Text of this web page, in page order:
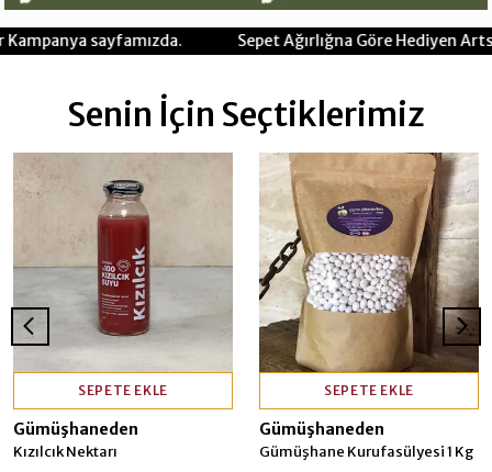
Sepet Ağırlığna Göre Hediyen Artsın !! Detaylar
Senin İçin Seçtiklerimiz
SEPETE EKLE
Gümüşhaneden
Kızılcık Nektarı
SEPETE EKLE
Gümüşhaneden
Gümüşhane Kurufasülyesi 1 Kg